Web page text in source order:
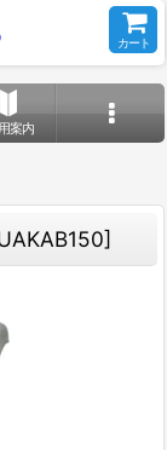
カート
案内
]